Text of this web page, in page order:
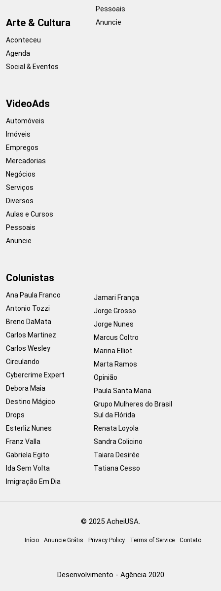
Arte & Cultura
Aconteceu
Agenda
Social & Eventos
Pessoais
Anuncie
VideoAds
Automóveis
Imóveis
Empregos
Mercadorias
Negócios
Serviços
Diversos
Aulas e Cursos
Pessoais
Anuncie
Colunistas
Ana Paula Franco
Antonio Tozzi
Breno DaMata
Carlos Martinez
Carlos Wesley
Circulando
Cybercrime Expert
Debora Maia
Destino Mágico
Drops
Esterliz Nunes
Franz Valla
Gabriela Egito
Ida Sem Volta
Imigração Em Dia
Jamari França
Jorge Grosso
Jorge Nunes
Marcus Coltro
Marina Elliot
Marta Ramos
Opinião
Paula Santa Maria
Grupo Mulheres do Brasil
Sul da Flórida
Renata Loyola
Sandra Colicino
Taiara Desirée
Tatiana Cesso
© 2025 AcheiUSA.
Início Anuncie Grátis Privacy Policy Terms of Service Contato
Desenvolvimento - Agência 2020